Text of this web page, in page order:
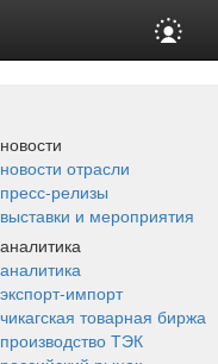
новости
новости отрасли
пресс-релизы
выставки и мероприятия
аналитика
аналитика
экспорт-импорт
чикагская товарная биржа
производство ТЭК